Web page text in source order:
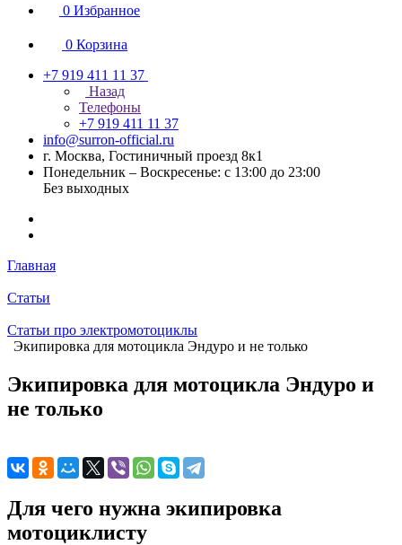
0 Избранное
0 Корзина
+7 919 411 11 37
Назад
Телефоны
+7 919 411 11 37
info@surron-official.ru
г. Москва, Гостиничный проезд 8к1
Понедельник – Воскресенье: с 13:00 до 23:00
Без выходных
Главная
Статьи
Статьи про электромотоциклы
Экипировка для мотоцикла Эндуро и не только
Экипировка для мотоцикла Эндуро и
не только
Для чего нужна экипировка
мотоциклисту